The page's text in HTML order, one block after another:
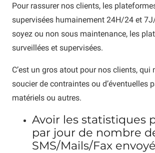
Pour rassurer nos clients, les
supervisées humainement 24H/24 et
soyez ou non sous maintenance, les
surveillées et supervisées.
C’est un gros atout pour nos clients, qui
soucier de contraintes ou d’éventuelles
matériels ou autres.
Avoir les statistiques
par jour de nombre
SMS/Mails/Fax